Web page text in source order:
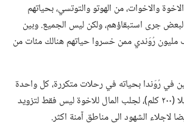
والاخوات،‏ من الهوتو والتوتسي،‏ بحياتهم
البعض جرى استبقاؤهم،‏ ولكن ليس الجميع.‏ وبين
مليون رُوَندي ممن خسروا حياتهم هنالك مئات من
في رُوَندا بحياته في رحلات متكررة،‏ كل واحدة
على بعد اكثر من ١٢٠ ميلا (‏٢٠٠ كلم)‏،‏ لجلب المال للاخوة ليس فقط لتزويد
لاجلاء الشهود الى مناطق آمنة اكثر.‏